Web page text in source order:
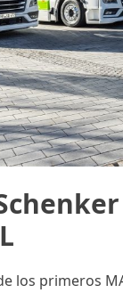
los primeros